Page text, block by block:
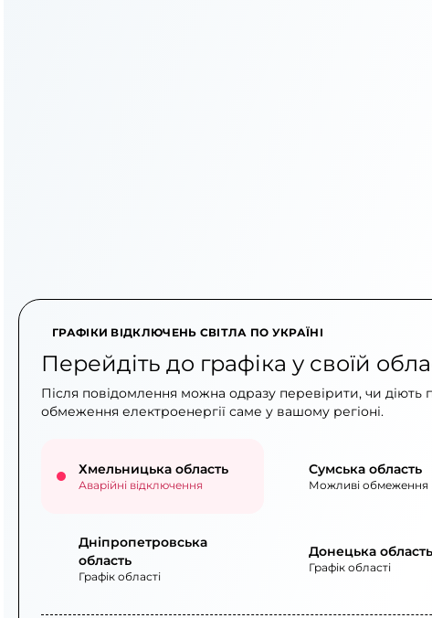
ГРАФІКИ ВІДКЛЮЧЕНЬ СВІТЛА ПО УКРАЇНІ
Перейдіть до графіка у своїй
Після повідомлення можна одразу перевірити, чи діють
обмеження електроенергії саме у вашому регіоні.
Хмельницька область
Аварійні відключення
Сумська область
Можливі обмеження
Дніпропетровська
область
Графік області
Донецька область
Графік області